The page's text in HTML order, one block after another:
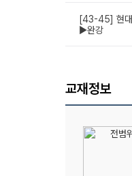
[43-45] 현대
▶완강
교재정보